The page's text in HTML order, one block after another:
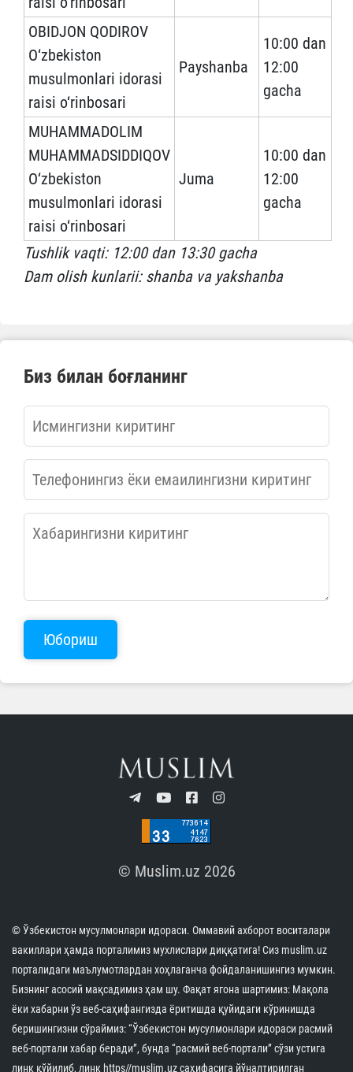
OBIDJON QODIROV
O‘zbekiston
musulmonlari idorasi
raisi o‘rinbosari
Payshanba
10:00 dan
12:00
gacha
MUHAMMADOLIM
MUHAMMADSIDDIQOV
O‘zbekiston
musulmonlari idorasi
raisi o‘rinbosari
Juma
10:00 dan
12:00
gacha
Tushlik vaqti: 12:00 dan 13:30 gacha
Dam olish kunlarii: shanba va yakshanba
Биз билан боғланинг
Юбориш
© Muslim.uz 2026
© Ўзбекистон мусулмонлари идораси. Оммавий ахборот воситалари
вакиллари ҳамда порталимиз мухлислари диққатига! Сиз muslim.uz
порталидаги маълумотлардан хоҳлаганча фойдаланишингиз мумкин.
Бизнинг асосий мақсадимиз ҳам шу. Фақат ягона шартимиз: Мақола
ёки хабарни ўз веб-саҳифангизда ёритишда қуйидаги кўринишда
беришингизни сўраймиз: “Ўзбекистон мусулмонлари идораси расмий
веб-портали хабар беради”, бунда “расмий веб-портали” сўзи устига
линк қўйилиб, линк https//muslim.uz саҳифасига йўналтирилган